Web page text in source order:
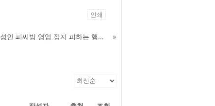
인쇄
텔레그램ID:KPU77 성피지도 성인 피씨방 영업 정지 피하는 행정 처분 대응 가이드 - 노원구 »